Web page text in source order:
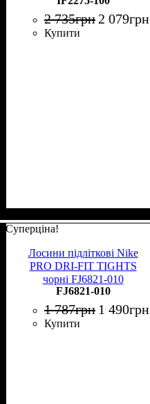
(LEFT) білі IF2275-100
2 735грн 2 079грн
Купити
Суперціна!
Лосини підліткові Nike
PRO DRI-FIT TIGHTS
чорні FJ6821-010
FJ6821-010
1 787грн 1 490грн
Купити